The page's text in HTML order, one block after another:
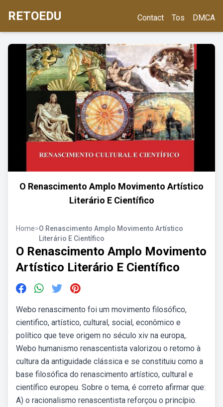
RETOEDU Contact Tos DMCA
O Renascimento Amplo Movimento Artístico
Literário E Científico
Home>O Renascimento Amplo Movimento Artístico
Literário E Científico
O Renascimento Amplo Movimento
Artístico Literário E Científico
Webo renascimento foi um movimento filosófico,
cientifico, artístico, cultural, social, econômico e
político que teve origem no século xiv na europa,.
Webo humanismo renascentista valorizou o retorno à
cultura da antiguidade clássica e se constituiu como a
base filosófica do renascimento artístico, cultural e
científico europeu. Sobre o tema, é correto afirmar que:
A) o racionalismo renascentista reforçou o princípio.